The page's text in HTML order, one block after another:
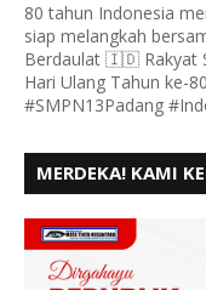
80 tahun Indonesia
siap melangkah
Berdaulat 🇮🇩 Rakyat
Hari Ulang Tahun ke-
#SMPN13Padang
MERDEKA! KAMI